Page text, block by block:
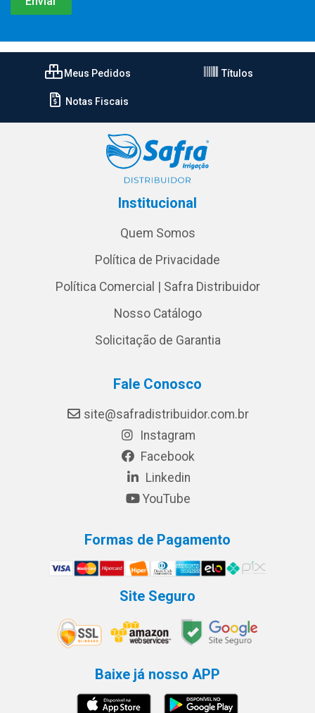
Meus Pedidos Títulos
Notas Fiscais
Institucional
Quem Somos
Política de Privacidade
Política Comercial | Safra Distribuidor
Nosso Catálogo
Solicitação de Garantia
Fale Conosco
site@safradistribuidor.com.br
Instagram
Facebook
Linkedin
YouTube
Formas de Pagamento
Site Seguro
Baixe já nosso APP